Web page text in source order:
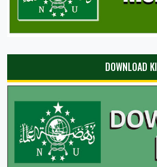
DOWNLOAD